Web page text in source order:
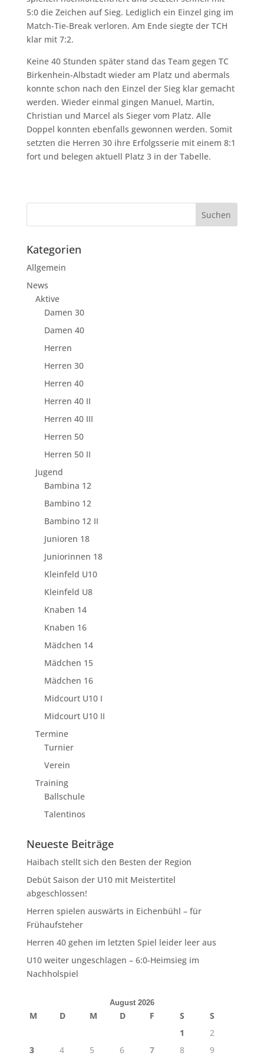
5:0 die Zeichen auf Sieg. Lediglich ein Einzel ging im
Match-Tie-Break verloren. Am Ende siegte der TCH
klar mit 7:2.
Keine 40 Stunden später stand das Team gegen TC
Birkenhein-Albstadt wieder am Platz und abermals
konnte schon nach den Einzel der Sieg klar gemacht
werden. Wieder einmal gingen Manuel, Martin,
Christian und Marcel als Sieger vom Platz. Alle
Doppel konnten ebenfalls gewonnen werden. Somit
setzten die Herren 30 ihre Erfolgsserie mit einem 8:1
fort und belegen aktuell Platz 3 in der Tabelle.
Kategorien
Allgemein
News
Aktive
Damen 30
Damen 40
Herren
Herren 30
Herren 40
Herren 40 II
Herren 40 III
Herren 50
Herren 50 II
Jugend
Bambina 12
Bambino 12
Bambino 12 II
Junioren 18
Juniorinnen 18
Kleinfeld U10
Kleinfeld U8
Knaben 14
Knaben 16
Mädchen 14
Mädchen 15
Mädchen 16
Midcourt U10 I
Midcourt U10 II
Termine
Turnier
Verein
Training
Ballschule
Talentinos
Neueste Beiträge
Haibach stellt sich den Besten der Region
Debüt Saison der U10 mit Meistertitel
abgeschlossen!
Herren spielen auswärts in Eichenbühl – für
Frühaufsteher
Herren 40 gehen im letzten Spiel leider leer aus
U10 weiter ungeschlagen – 6:0-Heimsieg im
Nachholspiel
August 2026
M D M D F S
S
1
2
3
4 5 6 7 8 9